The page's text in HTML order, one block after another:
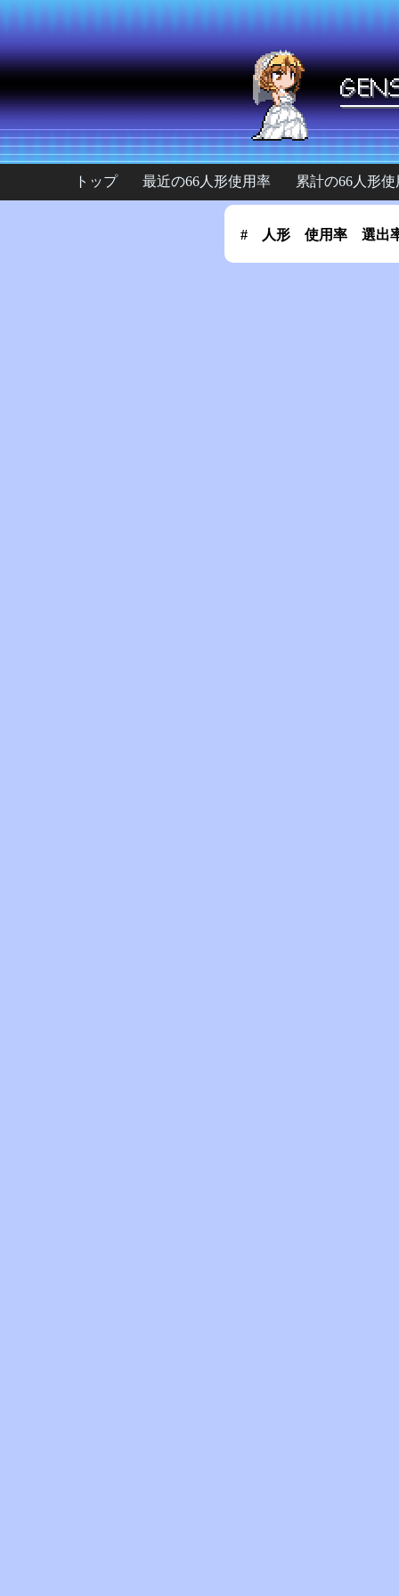
トップ 最近の66人形使用率 累計の66人形
# 人形 使用率 選出